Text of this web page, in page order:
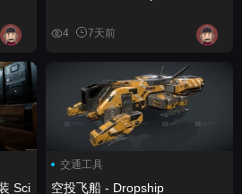
4 7天前
交通工具
空投飞船 - Dropship